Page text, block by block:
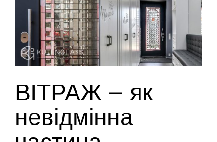
ВІТРАЖ – як
невідмінна